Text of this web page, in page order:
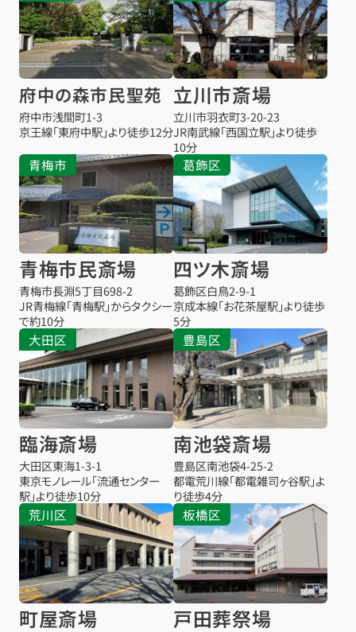
府中の森市民聖苑
府中市浅間町1-3
京王線「東府中駅」より徒歩12分
立川市斎場
立川市羽衣町3-20-23
JR南武線「西国立駅」より徒歩
10分
青梅市
青梅市民斎場
青梅市長淵5丁目698-2
JR青梅線「青梅駅」からタクシー
で約10分
葛飾区
四ツ木斎場
葛飾区白鳥2-9-1
京成本線「お花茶屋駅」より徒歩
5分
大田区
臨海斎場
大田区東海1-3-1
東京モノレール「流通センター
駅」より徒歩10分
豊島区
南池袋斎場
豊島区南池袋4-25-2
都電荒川線「都電雑司ヶ谷駅」よ
り徒歩4分
荒川区
町屋斎場
板橋区
戸田葬祭場